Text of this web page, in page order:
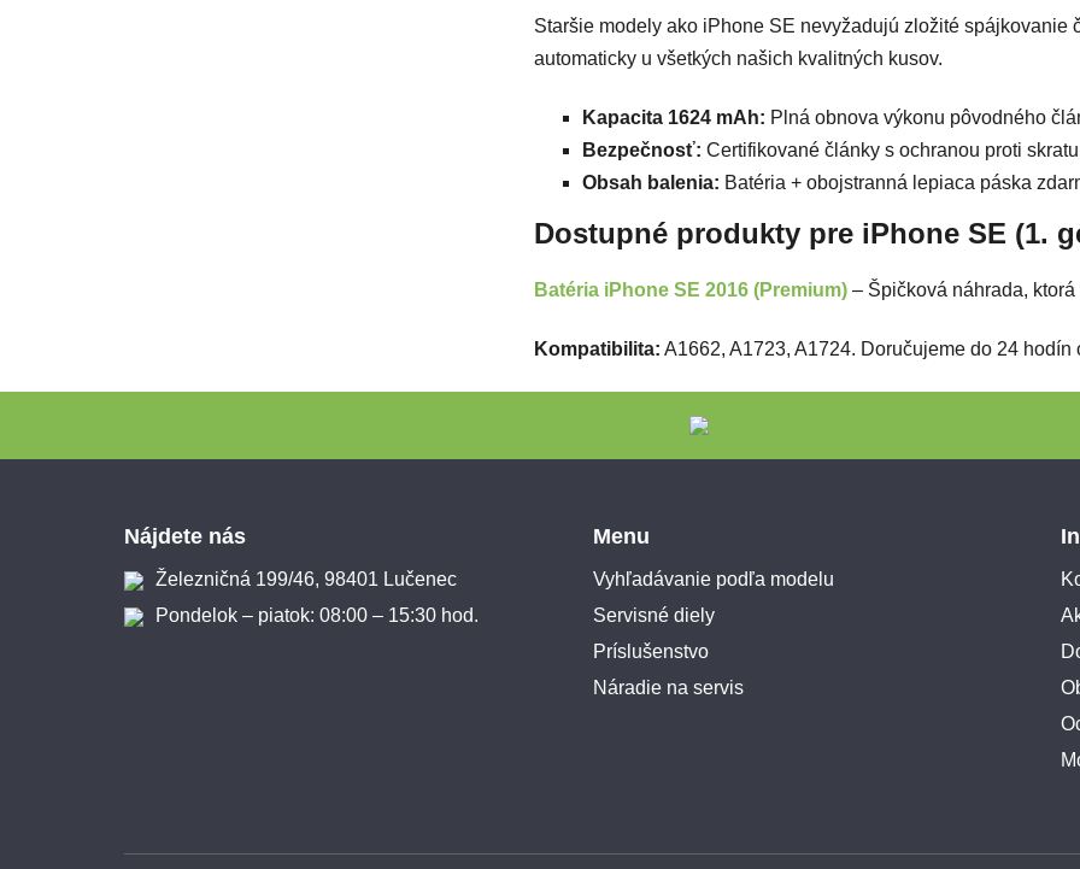
Staršie modely ako iPhone SE nevyžadujú zložité spájkovanie
automaticky u všetkých našich kvalitných kusov.
Kapacita 1624 mAh: Plná obnova výkonu pôvodného
Bezpečnosť: Certifikované články s ochranou proti
Obsah balenia: Batéria + obojstranná lepiaca páska
Dostupné produkty pre iPhone SE (1.
Batéria iPhone SE 2016 (Premium) – Špičková náhrada,
Kompatibilita: A1662, A1723, A1724. Doručujeme do 24 hodín
Nájdete nás
Železničná 199/46, 98401 Lučenec
Pondelok – piatok: 08:00 – 15:30 hod.
Menu
Vyhľadávanie podľa modelu
Servisné diely
Príslušenstvo
Náradie na servis